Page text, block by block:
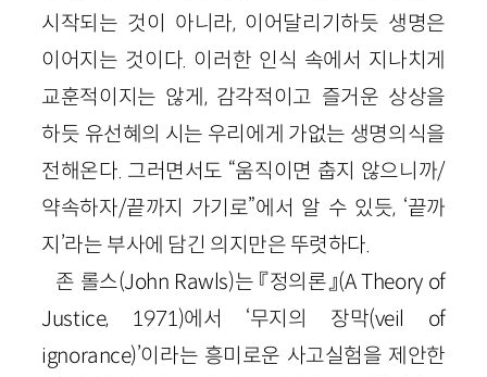
시작되는 것이 아니라, 이어달리기하듯 생명은
이어지는 것이다. 이러한 인식 속에서 지나치게
교훈적이지는 않게, 감각적이고 즐거운 상상을
하듯 유선혜의 시는 우리에게 가없는 생명의식을
전해온다. 그러면서도 “움직이면 춥지 않으니까/
약속하자/끝까지 가기로”에서 알 수 있듯, ‘끝까
지’라는 부사에 담긴 의지만은 뚜렷하다.
존 롤스(John Rawls)는 『정의론』(A Theory of
Justice, 1971)에서 ‘무지의 장막(veil of
ignorance)’이라는 흥미로운 사고실험을 제안한